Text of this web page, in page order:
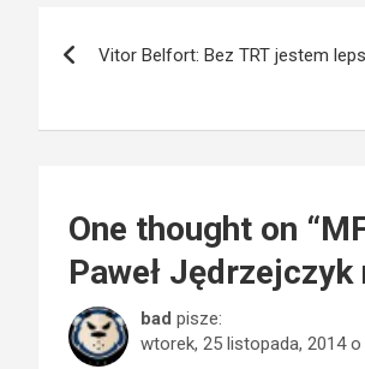
wpisu
Vitor Belfort: Bez TRT jestem
One thought on “
Paweł
bad pisze:
wtorek, 25 listopada, 2014 o